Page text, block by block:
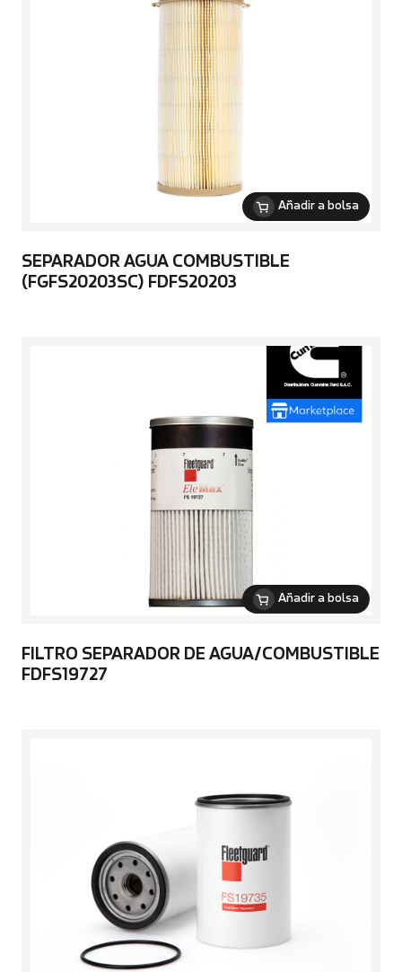
Añadir a bolsa
SEPARADOR AGUA COMBUSTIBLE
(FGFS20203SC) FDFS20203
Añadir a bolsa
FILTRO SEPARADOR DE AGUA/COMBUSTIBLE
FDFS19727